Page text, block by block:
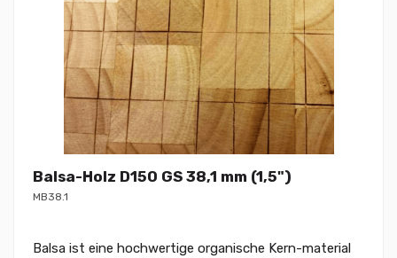
Balsa-Holz D150 GS 38,1 mm (1,5")
MB38.1
Balsa ist eine hochwertige organische Kern-material